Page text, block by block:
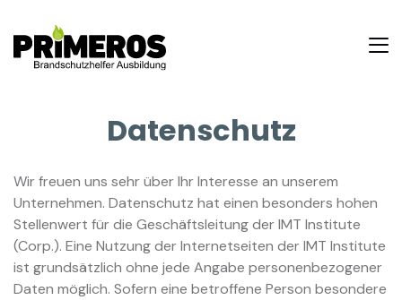
Datenschutz
Wir freuen uns sehr über Ihr Interesse an unserem
Unternehmen. Datenschutz hat einen besonders hohen
Stellenwert für die Geschäftsleitung der IMT Institute
(Corp.). Eine Nutzung der Internetseiten der IMT Institute
ist grundsätzlich ohne jede Angabe personenbezogener
Daten möglich. Sofern eine betroffene Person besondere